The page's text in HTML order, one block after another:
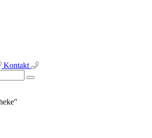
Kontakt